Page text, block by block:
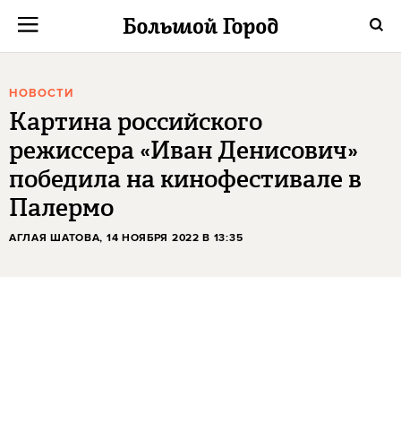
НОВОСТИ
Картина российского
режиссера «Иван Денисович»
победила на кинофестивале в
Палермо
АГЛАЯ ШАТОВА, 14 НОЯБРЯ 2022 В 13:35